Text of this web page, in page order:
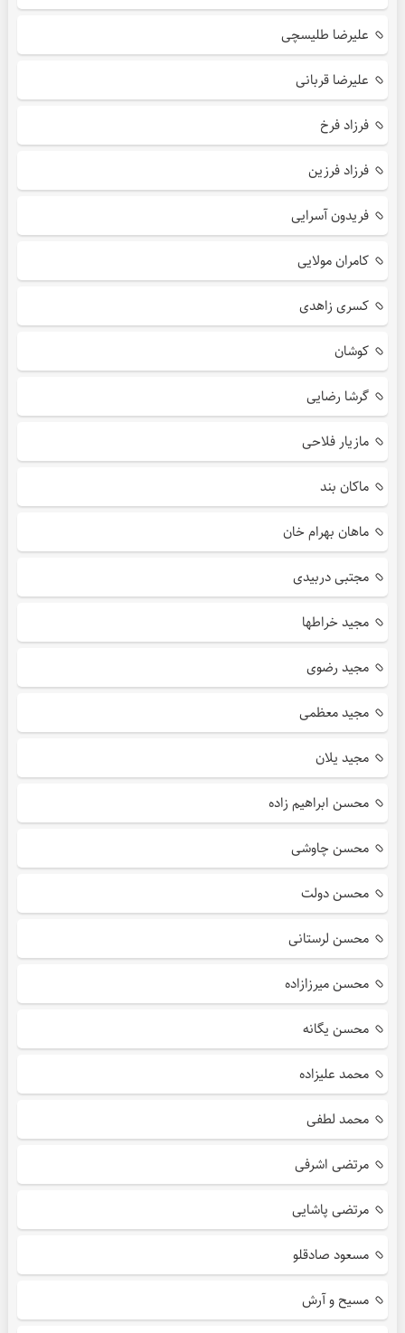
علیرضا طلیسچی
علیرضا قربانی
فرزاد فرخ
فرزاد فرزین
فریدون آسرایی
کامران مولایی
کسری زاهدی
کوشان
گرشا رضایی
مازیار فلاحی
ماکان بند
ماهان بهرام خان
مجتبی دربیدی
مجید خراطها
مجید رضوی
مجید معظمی
مجید یلان
محسن ابراهیم زاده
محسن چاوشی
محسن دولت
محسن لرستانی
محسن میرزازاده
محسن یگانه
محمد علیزاده
محمد لطفی
مرتضی اشرفی
مرتضی پاشایی
مسعود صادقلو
مسیح و آرش